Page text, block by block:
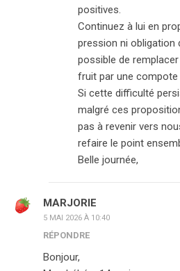
positives.
Continuez à lui en
pression ni obligation
possible de
fruit par une
Si cette difficulté
malgré ces
pas à revenir vers
refaire le point
Belle journée,
MARJORIE
5 MAI 2026 À 10:40
RÉPONDRE
Bonjour,